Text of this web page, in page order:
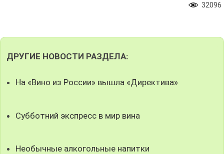
32096
ДРУГИЕ НОВОСТИ РАЗДЕЛА:
На «Вино из России» вышла «Директива»
Субботний экспресс в мир вина
Необычные алкогольные напитки